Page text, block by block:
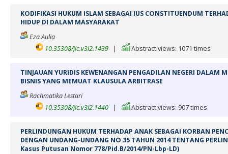
KODIFIKASI HUKUM ISLAM SEBAGAI IUS CONSTITUENDUM
HIDUP DI DALAM MASYARAKAT
Eza Aulia
10.35308/jic.v3i2.1439
| Abstract views: 1071 times
TINJAUAN YURIDIS KEWENANGAN PENGADILAN NEGERI DALAM
BISNIS YANG MEMUAT KLAUSULA ARBITRASE
Rachmatika Lestari
10.35308/jic.v3i2.1440
| Abstract views: 907 times
PERLINDUNGAN HUKUM TERHADAP ANAK SEBAGAI KORBAN
DENGAN UNDANG-UNDANG NO 35 TAHUN 2014 TENTANG
Kasus Putusan Nomor 778/Pid.B/2014/PN-Lbp-LD)